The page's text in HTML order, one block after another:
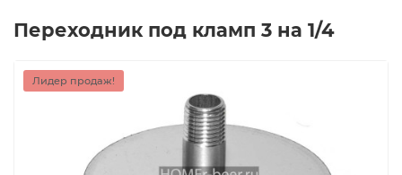
Переходник под кламп 3 на 1/4
Лидер продаж!